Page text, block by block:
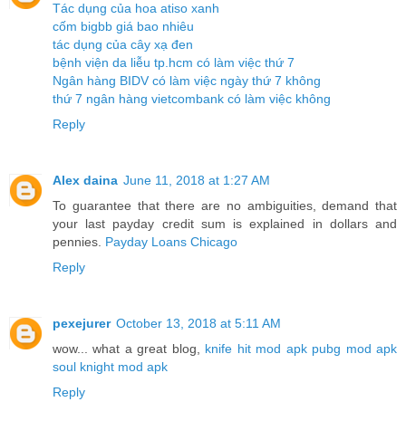
Tác dụng của hoa atiso xanh
cốm bigbb giá bao nhiêu
tác dụng của cây xạ đen
bệnh viện da liễu tp.hcm có làm việc thứ 7
Ngân hàng BIDV có làm việc ngày thứ 7 không
thứ 7 ngân hàng vietcombank có làm việc không
Reply
Alex daina June 11, 2018 at 1:27 AM
To guarantee that there are no ambiguities, demand that
your last payday credit sum is explained in dollars and
pennies. Payday Loans Chicago
Reply
pexejurer October 13, 2018 at 5:11 AM
wow... what a great blog, knife hit mod apk pubg mod apk
soul knight mod apk
Reply